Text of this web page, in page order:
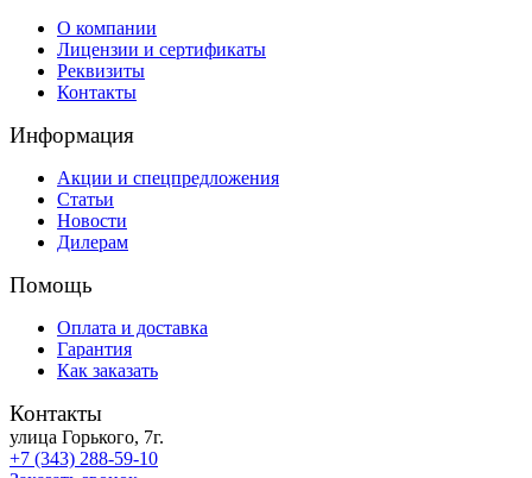
О компании
Лицензии и сертификаты
Реквизиты
Контакты
Информация
Акции и спецпредложения
Статьи
Новости
Дилерам
Помощь
Оплата и доставка
Гарантия
Как заказать
Контакты
улица Горького, 7г.
+7 (343) 288-59-10